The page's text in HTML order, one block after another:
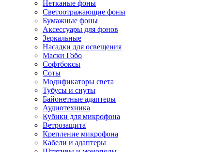
Нетканые фоны
Светоотражающие фоны
Бумажные фоны
Аксессуары для фонов
Зеркальные
Насадки для освещения
Маски Гобо
Софтбоксы
Соты
Модификаторы света
Тубусы и снуты
Байонетные адаптеры
Аудиотехника
Кубики для микрофона
Ветрозащита
Крепление микрофона
Кабели и адаптеры